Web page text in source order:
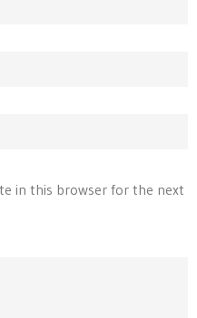
in this browser for the next